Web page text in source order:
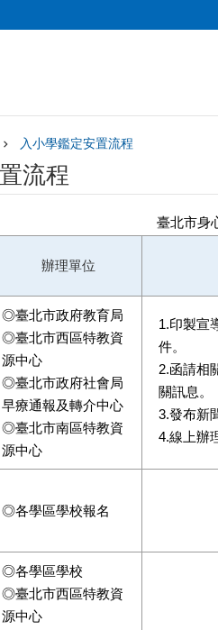
入小學鑑定安置流程
流程
辦理單位
臺北市身
◎臺北市政府教育局
◎臺北市西區特教資
源中心
◎臺北市政府社會局
早療通報及轉介中心
◎臺北市南區特教資
源中心
1.印製宣
件。
2.函請相
關訊息。
3.發布新
4.線上辦
◎各學區學校報名
◎各學區學校
◎臺北市西區特教資
源中心